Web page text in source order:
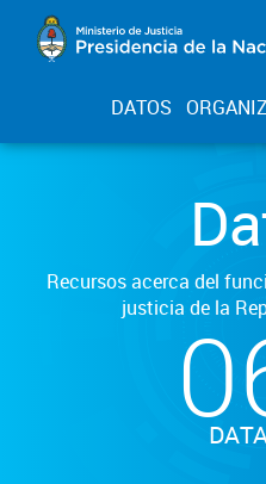
DATOS
Recursos acerca del
justicia de la